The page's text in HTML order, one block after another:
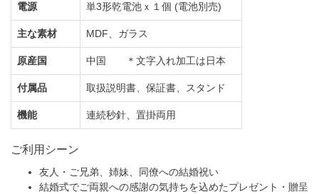
電源 単3形乾電池ｘ１個 (電池別売)
主な素材 MDF、ガラス
原産国 中国 ＊文字入れ加工は日本
付属品 取扱説明書、保証書、スタンド
機能 連続秒針、置掛両用
ご利用シーン
友人・ご兄弟、姉妹、同僚への結婚祝い
結婚式でご両親への感謝の気持ちを込めたプレゼント・贈呈